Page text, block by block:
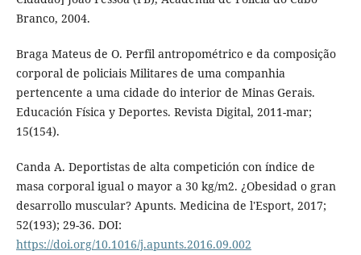
Branco, 2004.
Braga Mateus de O. Perfil antropométrico e da composição
corporal de policiais Militares de uma companhia
pertencente a uma cidade do interior de Minas Gerais.
Educación Física y Deportes. Revista Digital, 2011-mar;
15(154).
Canda A. Deportistas de alta competición con índice de
masa corporal igual o mayor a 30 kg/m2. ¿Obesidad o gran
desarrollo muscular? Apunts. Medicina de l'Esport, 2017;
52(193); 29-36. DOI:
https://doi.org/10.1016/j.apunts.2016.09.002